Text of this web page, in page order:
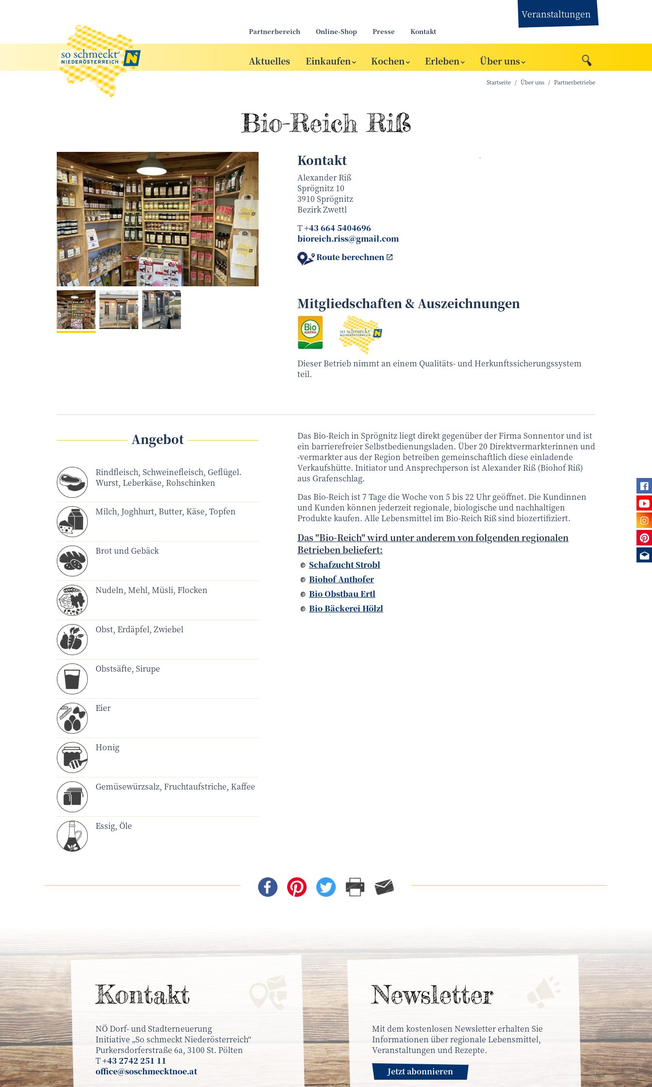
Partnerbereich Online-Shop Presse Kontakt
Veranstaltungen
Aktuelles Einkaufen Kochen Erleben Über uns
Startseite Über uns Partnerbetriebe
Bio-Reich Riß
©Alexander Riß
Kontakt
Alexander Riß
Sprögnitz 10
3910 Sprögnitz
BezirkZwettl
T+43 664 5404696
bioreich.riss@gmail.com
Route berechnen
Mitgliedschaften & Auszeichnungen
Dieser Betrieb nimmt an einem Qualitäts- und Herkunftssicherungssystem
teil.
Angebot
Rindfleisch, Schweinefleisch, Geflügel.
Wurst, Leberkäse, Rohschinken
Milch, Joghhurt, Butter, Käse, Topfen
Brot und Gebäck
Nudeln, Mehl, Müsli, Flocken
Obst, Erdäpfel, Zwiebel
Obstsäfte, Sirupe
Eier
Honig
Gemüsewürzsalz, Fruchtaufstriche, Kaffee
Essig, Öle
Das Bio-Reich in Sprögnitz liegt direkt gegenüber der Firma Sonnentor und ist
ein barrierefreier Selbstbedienungsladen. Über 20 Direktvermarkterinnen und
-vermarkter aus der Region betreiben gemeinschaftlich diese einladende
Verkaufshütte. Initiator und Ansprechperson ist Alexander Riß (Biohof Riß)
aus Grafenschlag.
Das Bio-Reich ist 7 Tage die Woche von 5 bis 22 Uhr geöffnet. Die Kundinnen
und Kunden können jederzeit regionale, biologische und nachhaltigen
Produkte kaufen. Alle Lebensmittel im Bio-Reich Riß sind biozertifiziert.
Das "Bio-Reich" wird unter anderem von folgenden regionalen
Betrieben beliefert:
Schafzucht Strobl
Biohof Anthofer
Bio Obstbau Ertl
Bio Bäckerei Hölzl
News­letter
Mit dem kostenlosen Newsletter erhalten Sie
Informationen über regionale Lebensmittel,
Veranstaltungen und Rezepte.
Jetzt abonnieren
Kontakt
NÖ Dorf- und Stadterneuerung
Initiative „So schmeckt Niederösterreich“
Purkersdorferstraße 6a, 3100 St. Pölten
T+43 2742 251 11
office@soschmecktnoe.at